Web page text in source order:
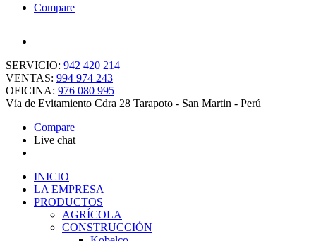
Compare
SERVICIO: 942 420 214
VENTAS: 994 974 243
OFICINA: 976 080 995
Vía de Evitamiento Cdra 28 Tarapoto - San Martin - Perú
Compare
Live chat
INICIO
LA EMPRESA
PRODUCTOS
AGRÍCOLA
CONSTRUCCIÓN